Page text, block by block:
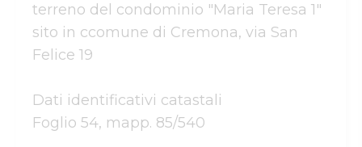
terreno del condominio "Maria Teresa 1"
sito in ccomune di Cremona, via San
Felice 19
Dati identificativi catastali